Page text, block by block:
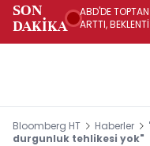
SON
DAKİKA
ABD'DE
ARTTI,
Bloomberg HT Haberler
durgunluk tehlikesi yok"